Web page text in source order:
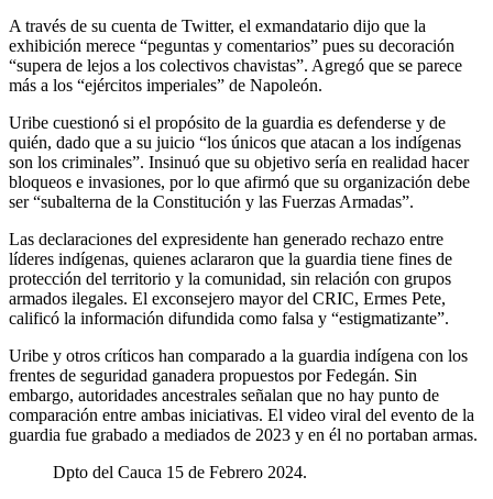
A través de su cuenta de Twitter, el exmandatario dijo que la
exhibición merece “peguntas y comentarios” pues su decoración
“supera de lejos a los colectivos chavistas”. Agregó que se parece
más a los “ejércitos imperiales” de Napoleón.
Uribe cuestionó si el propósito de la guardia es defenderse y de
quién, dado que a su juicio “los únicos que atacan a los indígenas
son los criminales”. Insinuó que su objetivo sería en realidad hacer
bloqueos e invasiones, por lo que afirmó que su organización debe
ser “subalterna de la Constitución y las Fuerzas Armadas”.
Las declaraciones del expresidente han generado rechazo entre
líderes indígenas, quienes aclararon que la guardia tiene fines de
protección del territorio y la comunidad, sin relación con grupos
armados ilegales. El exconsejero mayor del CRIC, Ermes Pete,
calificó la información difundida como falsa y “estigmatizante”.
Uribe y otros críticos han comparado a la guardia indígena con los
frentes de seguridad ganadera propuestos por Fedegán. Sin
embargo, autoridades ancestrales señalan que no hay punto de
comparación entre ambas iniciativas. El video viral del evento de la
guardia fue grabado a mediados de 2023 y en él no portaban armas.
Dpto del Cauca 15 de Febrero 2024.